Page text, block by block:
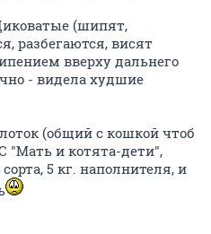
(шипят,
разбегаются, висят
вверху дальнего
- видела худшие
(общий с кошкой чтоб
"Мать и котята-дети",
5 кг. наполнителя, и